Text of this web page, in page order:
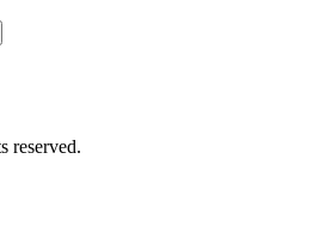
reserved.